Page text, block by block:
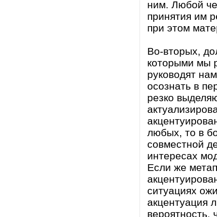
ним. Любой
принятия им
при этом
Во-вторых,
которыми мы
руководят
осознать в
резко
любых, то в
совместной
интересах
Если же
ситуациях
акцентуация
вероятность,